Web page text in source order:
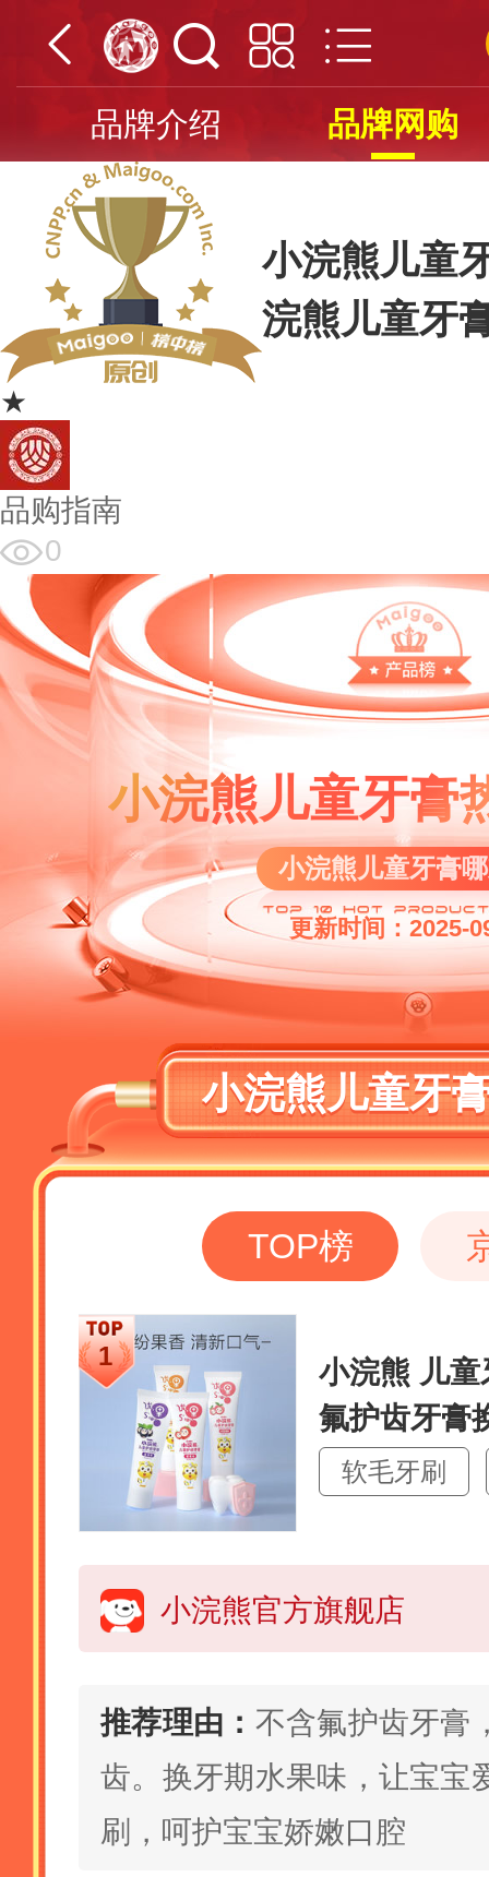
品牌介绍 品牌网购
★
小浣熊儿童
浣熊儿童牙
品购指南
0
小浣熊儿童牙膏
小浣熊儿童牙膏
更新时间：2025-
小浣熊儿童牙
TOP榜
小浣熊 儿
氟护齿牙膏
软毛牙刷
小浣熊官方旗舰店
推荐理由： 不含氟护齿牙膏
齿。换牙期水果味，让宝宝
刷，呵护宝宝娇嫩口腔